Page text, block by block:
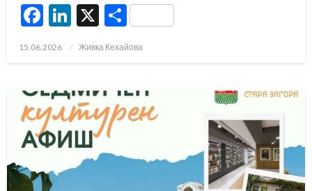
Facebook
LinkedIn
X Share
Posted
15.06.2026 Живка Кехайова